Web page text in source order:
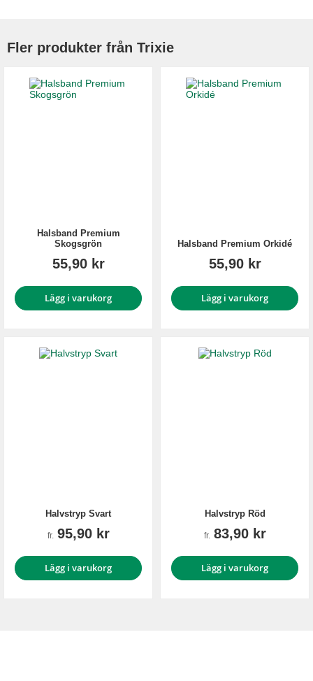
Fler produkter från Trixie
Halsband Premium
Skogsgrön
55,90 kr
Lägg i varukorg
Halsband Premium Orkidé
55,90 kr
Lägg i varukorg
Halvstryp Svart
fr. 95,90 kr
Lägg i varukorg
Halvstryp Röd
fr. 83,90 kr
Lägg i varukorg